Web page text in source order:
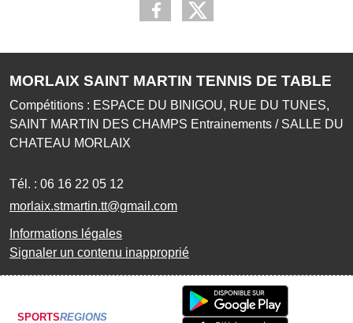
MORLAIX SAINT MARTIN TENNIS DE TABLE
Compétitions : ESPACE DU BINIGOU, RUE DU TUNES,
SAINT MARTIN DES CHAMPS Entrainements / SALLE DU
CHATEAU MORLAIX
Tél. : 06 16 22 05 12
morlaix.stmartin.tt@gmail.com
Informations légales
Signaler un contenu inapproprié
SPORTSREGIONS